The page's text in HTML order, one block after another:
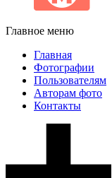
Главное меню
Главная
Фотографии
Пользователям
Авторам фото
Контакты